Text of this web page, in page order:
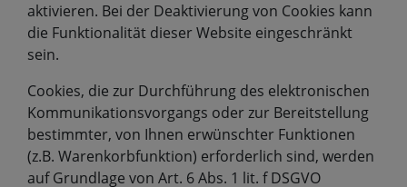
aktivieren. Bei der Deaktivierung von Cookies kann
die Funktionalität dieser Website eingeschränkt
sein.
Cookies, die zur Durchführung des elektronischen
Kommunikationsvorgangs oder zur Bereitstellung
bestimmter, von Ihnen erwünschter Funktionen
(z.B. Warenkorbfunktion) erforderlich sind, werden
auf Grundlage von Art. 6 Abs. 1 lit. f DSGVO